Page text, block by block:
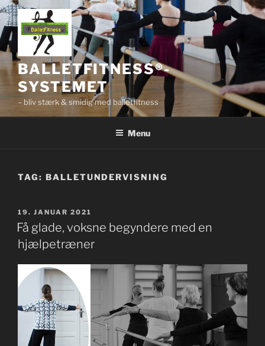
Videre
til
indhold
BALLETFITNESS®-
SYSTEMET
– bliv stærk & smidig med balletfitness
Menu
TAG: BALLETUNDERVISNING
UDGIVET
DEN
19. JANUAR 2021
Få glade, voksne begyndere med en
hjælpetræner